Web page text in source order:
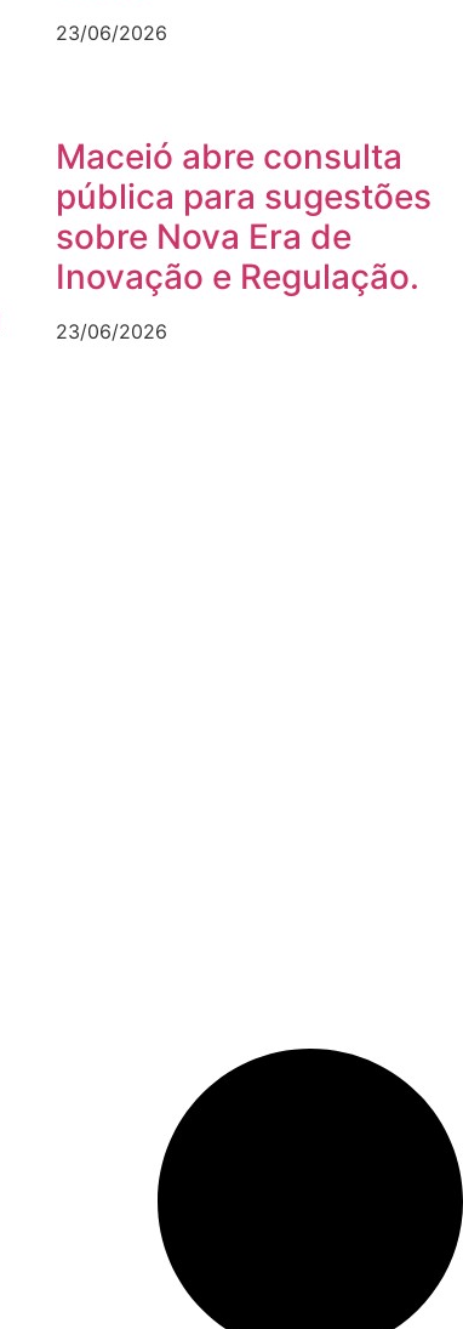
23/06/2026
Maceió abre consulta
pública para sugestões
sobre Nova Era de
Inovação e Regulação.
23/06/2026